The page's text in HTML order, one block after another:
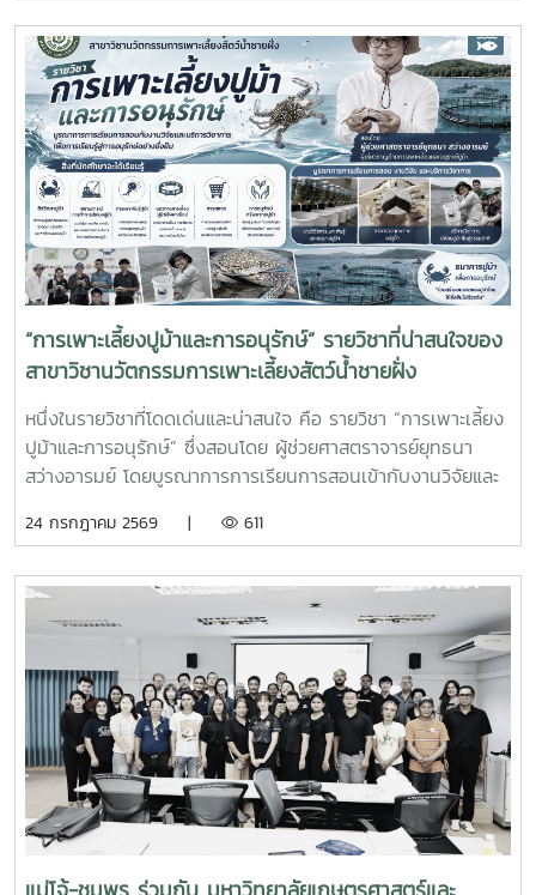
ความรู้จากห้องเรียนไปประยุกต์ใช้ในการทำงานจริงทั้งนี้ สหกิจ
ศึกษาเป็นส่วนสำคัญของการจัดการเรียนการสอน ที่มุ่งเน้นการ
ผลิตบัณฑิตให้มีความพร้อมทั้งด้านวิชาการและวิชาชีพ นักศึกษา
จะได้ฝึกทักษะการทำงานในสภาพแวดล้อมจริง เรียนรู้การแก้ไข
ปัญหาเฉพาะหน้า อดทน สู้งาน ซื่อสัตย์ มีสัมมาคารวะ ทำงาน
ร่วมกับผู้อื่นได้ และการปรับตัวให้เข้ากับองค์กร ตลอดจนพัฒนา
ทักษะวิชาชีพด้านการเพาะเลี้ยงสัตว์น้ำชายฝั่ง ให้สอดคล้องกับ
ความต้องการของภาคอุตสาหกรรมการผลิตสัตว์น้ำและอื่นๆที่
เกี่ยวข้อง
“การเพาะเลี้ยงปูม้าและการอนุรักษ์” รายวิชาที่น่าสนใจของ
สาขาวิชานวัตกรรมการเพาะเลี้ยงสัตว์น้ำชายฝั่ง
หนึ่งในรายวิชาที่โดดเด่นและน่าสนใจ คือ รายวิชา “การเพาะเลี้ยง
ปูม้าและการอนุรักษ์” ซึ่งสอนโดย ผู้ช่วยศาสตราจารย์ยุทธนา
สว่างอารมย์ โดยบูรณาการการเรียนการสอนเข้ากับงานวิจัยและ
และภาคปฏิบัติ ตั้งแต่ชีววิทยาและวงจรชีวิตของปูม้า การเพาะ
และการฟื้นฟูทรัพยากรปูม้าในพื้นที่ชายฝั่งนักศึกษาจะได้ลงพื้นที่
ปฏิบัติงานจริง ร่วมศึกษาวิจัยและทำกิจกรรมบริการวิชาการกับ
ชุมชน ภาคีเครือข่าย และหน่วยงานที่เกี่ยวข้อง เพื่อแลกเปลี่ยน
องค์ความรู้และร่วมกันพัฒนาแนวทางการอนุรักษ์ทรัพยากรทาง
ทะเล อันเป็นการสร้างประสบการณ์การเรียนรู้จากสถานการณ์
จริง พร้อมปลูกฝังความรับผิดชอบต่อสังคมและสิ่งแวดล้อม
24 กรกฎาคม 2569 | 611